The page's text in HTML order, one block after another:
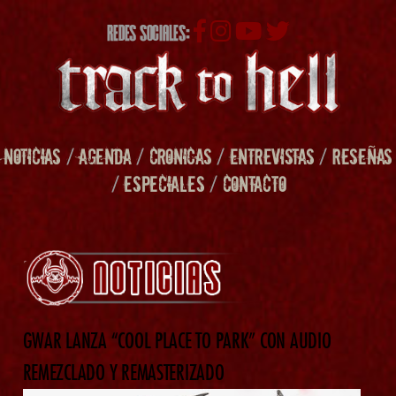
REDES SOCIALES:
NOTICIAS /AGENDA/ CRONICAS/ENTREVISTAS/RESEÑAS
/ESPECIALES/ CONTACTO
GWAR LANZA “COOL PLACE TO PARK” CON AUDIO
REMEZCLADO Y REMASTERIZADO